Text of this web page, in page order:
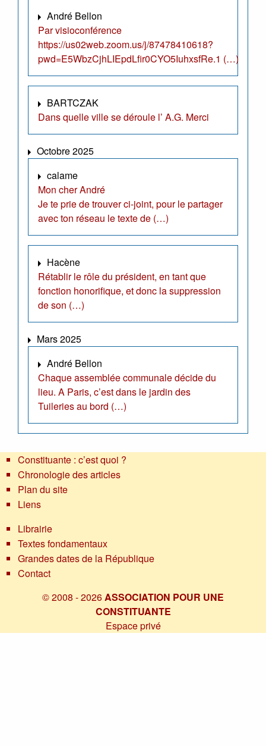
André Bellon
Par visioconférence
https://us02web.zoom.us/j/87478410618?
pwd=E5WbzCjhLIEpdLfir0CYO5IuhxsfRe.1 (…)
BARTCZAK
Dans quelle ville se déroule l’ A.G. Merci
Octobre 2025
calame
Mon cher André
Je te prie de trouver ci-joint, pour le partager
avec ton réseau le texte de (…)
Hacène
Rétablir le rôle du président, en tant que
fonction honorifique, et donc la suppression
de son (…)
Mars 2025
André Bellon
Chaque assemblée communale décide du
lieu. A Paris, c’est dans le jardin des
Tuileries au bord (…)
Constituante : c’est quoi ?
Chronologie des articles
Plan du site
Liens
Librairie
Textes fondamentaux
Grandes dates de la République
Contact
© 2008 - 2026ASSOCIATION POUR UNE
CONSTITUANTE
Espace privé